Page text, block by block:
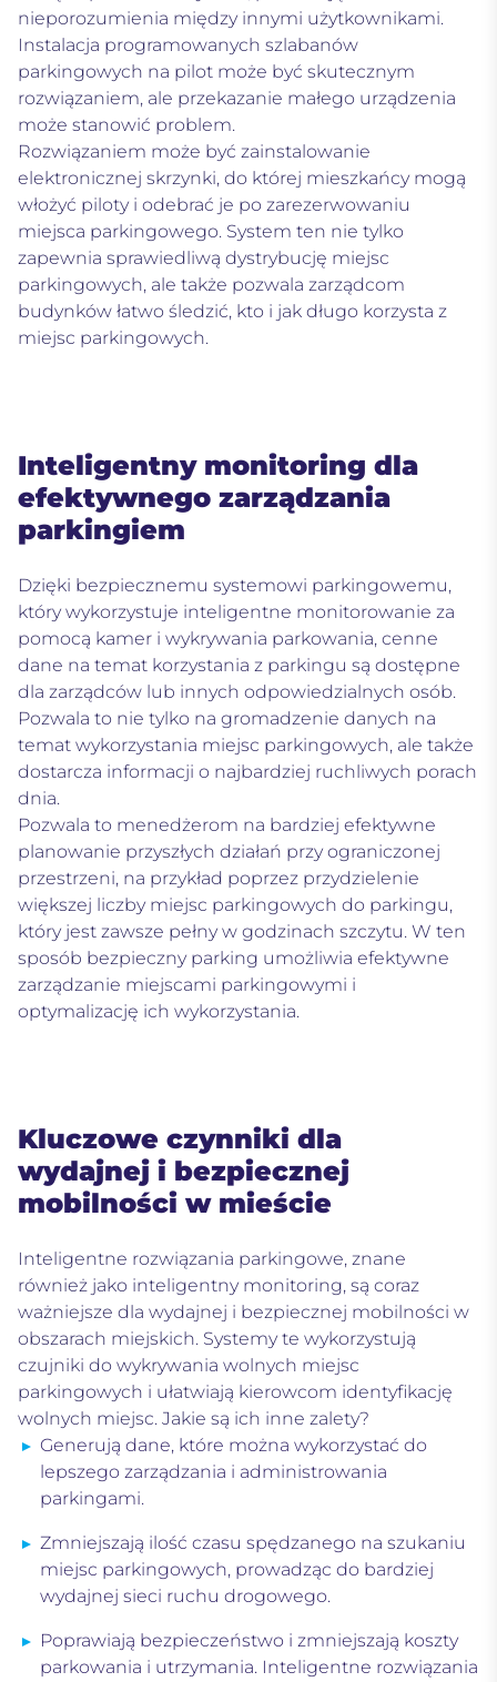
nieporozumienia między innymi użytkownikami.
Instalacja programowanych szlabanów
parkingowych na pilot może być skutecznym
rozwiązaniem, ale przekazanie małego urządzenia
może stanowić problem.
Rozwiązaniem może być zainstalowanie
elektronicznej skrzynki, do której mieszkańcy mogą
włożyć piloty i odebrać je po zarezerwowaniu
miejsca parkingowego. System ten nie tylko
zapewnia sprawiedliwą dystrybucję miejsc
parkingowych, ale także pozwala zarządcom
budynków łatwo śledzić, kto i jak długo korzysta z
miejsc parkingowych.
Inteligentny monitoring dla
efektywnego zarządzania
parkingiem
Dzięki bezpiecznemu systemowi parkingowemu,
który wykorzystuje inteligentne monitorowanie za
pomocą kamer i wykrywania parkowania, cenne
dane na temat korzystania z parkingu są dostępne
dla zarządców lub innych odpowiedzialnych osób.
Pozwala to nie tylko na gromadzenie danych na
temat wykorzystania miejsc parkingowych, ale także
dostarcza informacji o najbardziej ruchliwych porach
dnia.
Pozwala to menedżerom na bardziej efektywne
planowanie przyszłych działań przy ograniczonej
przestrzeni, na przykład poprzez przydzielenie
większej liczby miejsc parkingowych do parkingu,
który jest zawsze pełny w godzinach szczytu. W ten
sposób bezpieczny parking umożliwia efektywne
zarządzanie miejscami parkingowymi i
optymalizację ich wykorzystania.
Kluczowe czynniki dla
wydajnej i bezpiecznej
mobilności w mieście
Inteligentne rozwiązania parkingowe, znane
również jako inteligentny monitoring, są coraz
ważniejsze dla wydajnej i bezpiecznej mobilności w
obszarach miejskich. Systemy te wykorzystują
czujniki do wykrywania wolnych miejsc
parkingowych i ułatwiają kierowcom identyfikację
wolnych miejsc. Jakie są ich inne zalety?
Generują dane, które można wykorzystać do
lepszego zarządzania i administrowania
parkingami.
Zmniejszają ilość czasu spędzanego na szukaniu
miejsc parkingowych, prowadząc do bardziej
wydajnej sieci ruchu drogowego.
Poprawiają bezpieczeństwo i zmniejszają koszty
parkowania i utrzymania. Inteligentne rozwiązania